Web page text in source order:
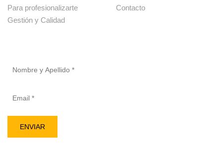
Para profesionalizarte
Gestión y Calidad
Contacto